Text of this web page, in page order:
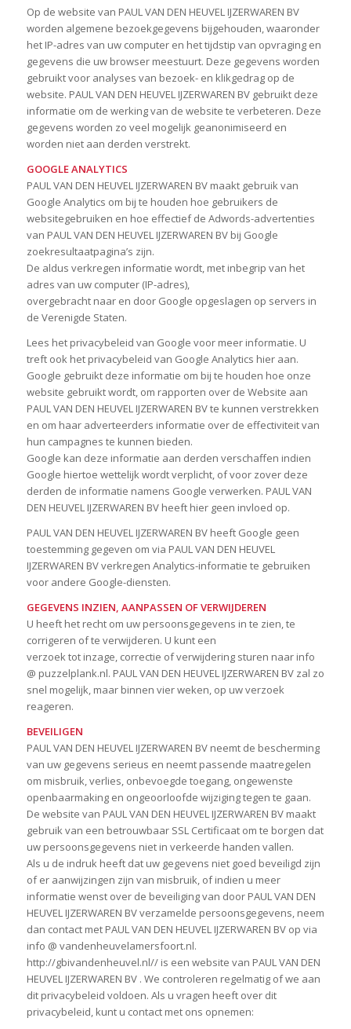
Op de website van PAUL VAN DEN HEUVEL IJZERWAREN BV
worden algemene bezoekgegevens bijgehouden, waaronder
het IP-adres van uw computer en het tijdstip van opvraging en
gegevens die uw browser meestuurt. Deze gegevens worden
gebruikt voor analyses van bezoek- en klikgedrag op de
website. PAUL VAN DEN HEUVEL IJZERWAREN BV gebruikt deze
informatie om de werking van de website te verbeteren. Deze
gegevens worden zo veel mogelijk geanonimiseerd en
worden niet aan derden verstrekt.
GOOGLE ANALYTICS
PAUL VAN DEN HEUVEL IJZERWAREN BV maakt gebruik van
Google Analytics om bij te houden hoe gebruikers de
websitegebruiken en hoe effectief de Adwords-advertenties
van PAUL VAN DEN HEUVEL IJZERWAREN BV bij Google
zoekresultaatpagina’s zijn.
De aldus verkregen informatie wordt, met inbegrip van het
adres van uw computer (IP-adres),
overgebracht naar en door Google opgeslagen op servers in
de Verenigde Staten.
Lees het privacybeleid van Google voor meer informatie. U
treft ook het privacybeleid van Google Analytics hier aan.
Google gebruikt deze informatie om bij te houden hoe onze
website gebruikt wordt, om rapporten over de Website aan
PAUL VAN DEN HEUVEL IJZERWAREN BV te kunnen verstrekken
en om haar adverteerders informatie over de effectiviteit van
hun campagnes te kunnen bieden.
Google kan deze informatie aan derden verschaffen indien
Google hiertoe wettelijk wordt verplicht, of voor zover deze
derden de informatie namens Google verwerken. PAUL VAN
DEN HEUVEL IJZERWAREN BV heeft hier geen invloed op.
PAUL VAN DEN HEUVEL IJZERWAREN BV heeft Google geen
toestemming gegeven om via PAUL VAN DEN HEUVEL
IJZERWAREN BV verkregen Analytics-informatie te gebruiken
voor andere Google-diensten.
GEGEVENS INZIEN, AANPASSEN OF VERWIJDEREN
U heeft het recht om uw persoonsgegevens in te zien, te
corrigeren of te verwijderen. U kunt een
verzoek tot inzage, correctie of verwijdering sturen naar info
@ puzzelplank.nl. PAUL VAN DEN HEUVEL IJZERWAREN BV zal zo
snel mogelijk, maar binnen vier weken, op uw verzoek
reageren.
BEVEILIGEN
PAUL VAN DEN HEUVEL IJZERWAREN BV neemt de bescherming
van uw gegevens serieus en neemt passende maatregelen
om misbruik, verlies, onbevoegde toegang, ongewenste
openbaarmaking en ongeoorloofde wijziging tegen te gaan.
De website van PAUL VAN DEN HEUVEL IJZERWAREN BV maakt
gebruik van een betrouwbaar SSL Certificaat om te borgen dat
uw persoonsgegevens niet in verkeerde handen vallen.
Als u de indruk heeft dat uw gegevens niet goed beveiligd zijn
of er aanwijzingen zijn van misbruik, of indien u meer
informatie wenst over de beveiliging van door PAUL VAN DEN
HEUVEL IJZERWAREN BV verzamelde persoonsgegevens, neem
dan contact met PAUL VAN DEN HEUVEL IJZERWAREN BV op via
info @ vandenheuvelamersfoort.nl.
http://gbivandenheuvel.nl// is een website van PAUL VAN DEN
HEUVEL IJZERWAREN BV . We controleren regelmatig of we aan
dit privacybeleid voldoen. Als u vragen heeft over dit
privacybeleid, kunt u contact met ons opnemen: